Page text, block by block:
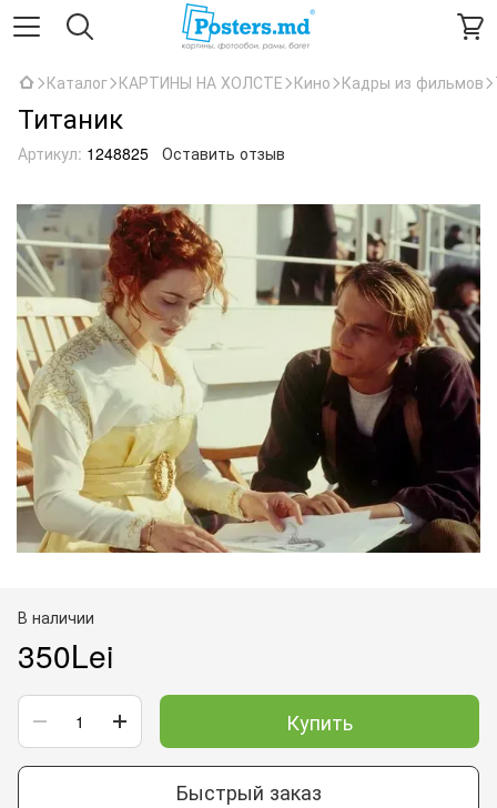
Каталог КАРТИНЫ НА ХОЛСТЕ Кино Кадры из фильмов
Титаник
Артикул: 1248825 Оставить отзыв
В наличии
350Lei
Купить
Быстрый заказ